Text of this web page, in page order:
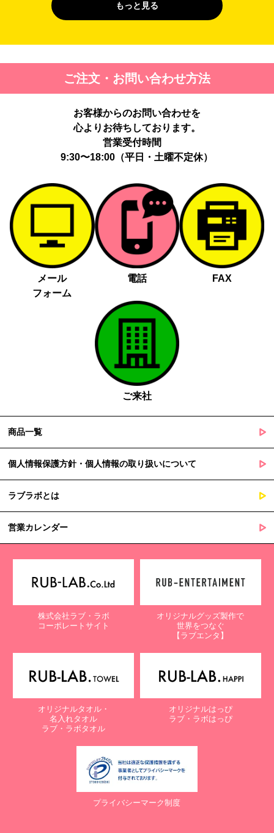
４. 個人情報を第三者に提供することが予定される場合の事項
第三者に提供する目的：パーソナライズ広告配信および効果測定・
動履歴、IP、ブラウザ・端末情報、（同意時）メールアドレス等の
よる安全な電送、又は管理コンソールからの連携。
提供先：広告配信事業者（例：Google LLC等）。
個人情報の取り扱いに関する契約：提供先と個人情報取扱い契約
（目的外利用禁止、再提供制限、安全管理措置等）を締結していま
お客様の個人情報は、以下掲げる場合以外に、事前にご本人の同意
無く第三者に提供することはありません。
法令に基づく場合
人の生命、身体又は財産の保護にために必要がある場合であっ
て、本人の同意を得る事が困難であるとき
公衆衛生の向上又は児童の健全な育成の推進のために特に必要
がある場合であって、本人の同意を得る事が困難であるとき
国の機関若しくは地方公共団体又はその委託を受けた者が法令
の定める事務を遂行することに対して協力する必要がある場合
であって、本人の同意を得ることによって当該事務の遂行に支
障を及ぼすおそれがあるとき
５. 個人情報の取扱業務の委託
場合があります。
その際、弊社は、個人情報を適切に保護できる管理体制を敷き実行
正等、利用停止等の請求
当社は、ご本人様からの求めに応じ、当社が保有するご本人の個人
情報の利用目的の通知、開示、訂正・追加・削除、利用停止・消去
または第三者提供の停止等のご請求を受けた場合は速やかに対応い
【個人情報保護に関するお問合せ先】
株式会社ラブ・ラボ
電話：087-847-2000
電子メール：info@rub-lab.com
【認定個人情報保護団体の名称及び、苦情の解決の申出先】
一般財団法人日本情報経済社会推進協会
〒106-0032 東京都港区六本木一丁目9番9号 六本木ファースト
ビル内
電話：03-5860-7565 / 0120-700-779
７. 個人情報の提供の任意性と提供されない場合に起こりうる影響
お客様がご自身の個人情報を弊社に提供されるか否かは、お客様の
ご判断によりますが、もしご提供されない場合には、適切なサービ
スが提供できない場合がありますので予めご了承ください。
もっと見る
ご注文・お問い合わせ方法
お客様からのお問い合わせを
心よりお待ちしております。
営業受付時間
9:30〜18:00（平日・土曜不定休）
メール
フォーム
電話 FAX
ご来社
商品一覧
個人情報保護方針・個人情報の取り扱いについて
ラブラボとは
営業カレンダー
株式会社ラブ・ラボ
コーポレートサイト
オリジナルグッズ製作で
世界をつなぐ
【ラブエンタ】
オリジナルタオル・
名入れタオル
ラブ・ラボタオル
オリジナルはっぴ
ラブ・ラボはっぴ
プライバシーマーク制度